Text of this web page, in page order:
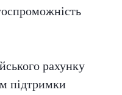
рахунку
підтримки